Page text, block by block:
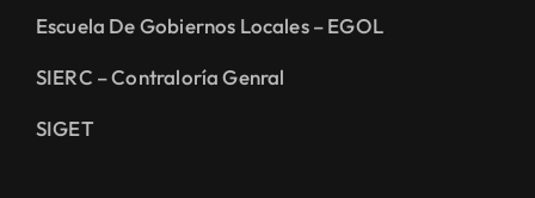
Escuela De Gobiernos Locales – EGOL
SIERC – Contraloría Genral
SIGET